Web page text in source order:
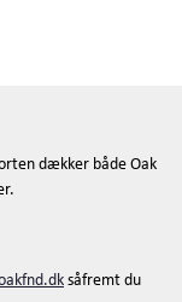
dækker både Oak
såfremt du